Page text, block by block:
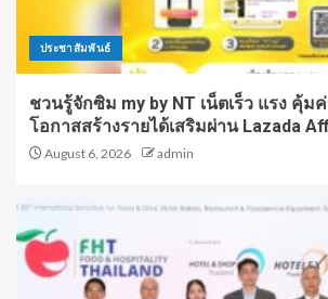
ประชาสัมพันธ์
ชวนรู้จักซิม my by NT เน็ตเร็ว แรง คุ้ม
โอกาสสร้างรายได้เสริมผ่าน Lazada
August 6, 2026 admin